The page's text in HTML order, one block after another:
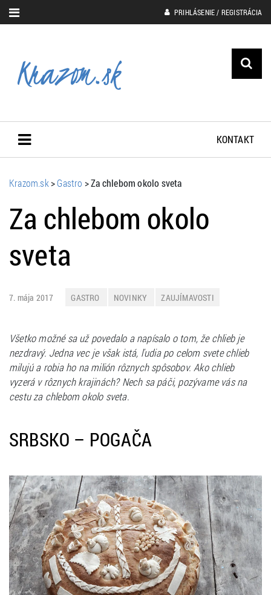
PRIHLÁSENIE / REGISTRÁCIA
KONTAKT
Krazom.sk>Gastro >Za chlebom okolo sveta
Za chlebom okolo
sveta
7. mája 2017 GASTRO NOVINKY ZAUJÍMAVOSTI
Všetko možné sa už povedalo a napísalo o tom, že chlieb je
nezdravý. Jedna vec je však istá, ľudia po celom svete chlieb
milujú a robia ho na milión rôznych spôsobov. Ako chlieb
vyzerá v rôznych krajinách? Nech sa páči, pozývame vás na
cestu za chlebom okolo sveta.
SRBSKO – POGAČA